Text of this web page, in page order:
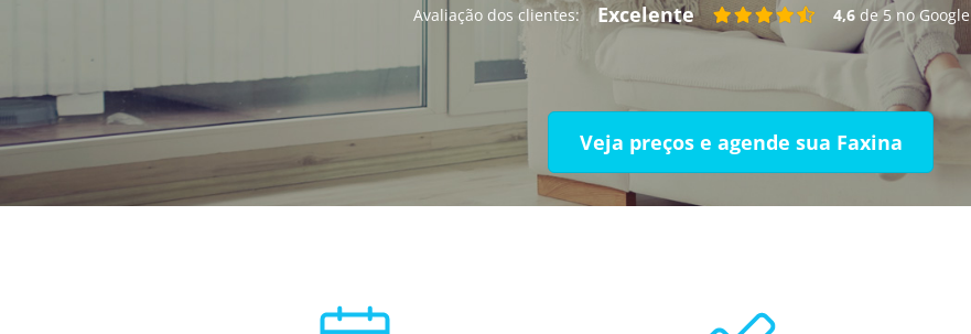
Avaliação dos clientes: Excelente 4,6de 5 no Google
Veja preços e agende sua Faxina